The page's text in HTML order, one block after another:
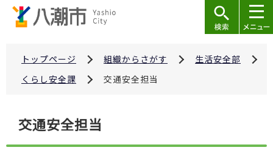
トップページ 組織からさがす
生活安全部
くらし安全課
交通安全担当
こ
交通安全担当